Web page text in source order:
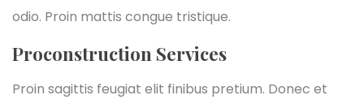
odio. Proin mattis congue tristique.
Proconstruction Services
Proin sagittis feugiat elit finibus pretium. Donec et